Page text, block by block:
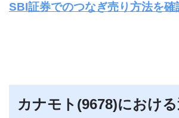
SBI証券でのつなぎ売り方法を確
カナモト(9678)における